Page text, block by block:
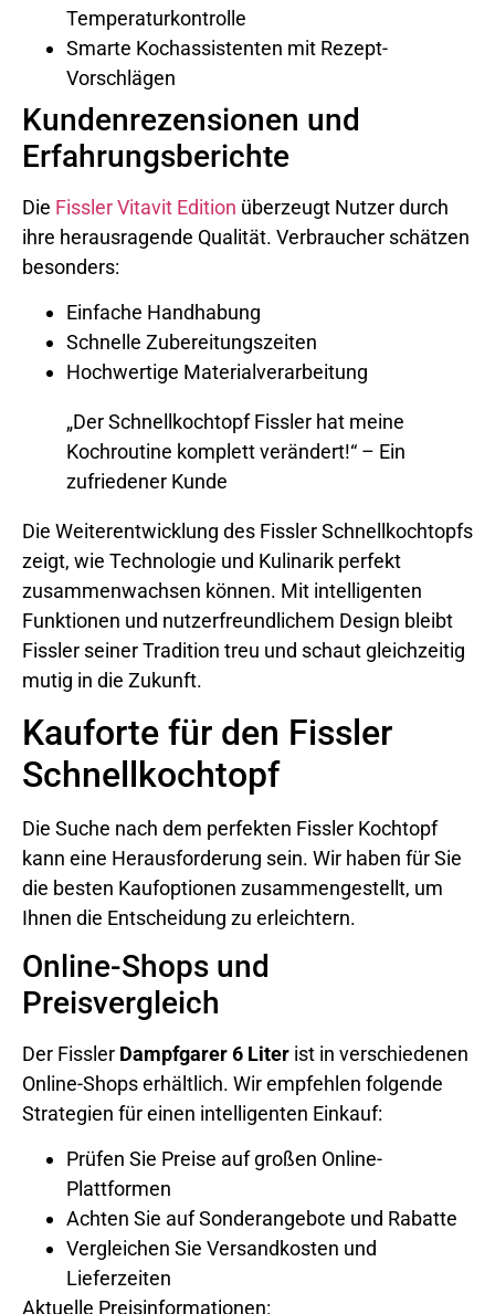
Temperaturkontrolle
Smarte Kochassistenten mit Rezept-
Vorschlägen
Kundenrezensionen und
Erfahrungsberichte
Die Fissler Vitavit Edition überzeugt Nutzer durch
ihre herausragende Qualität. Verbraucher schätzen
besonders:
Einfache Handhabung
Schnelle Zubereitungszeiten
Hochwertige Materialverarbeitung
„Der Schnellkochtopf Fissler hat meine
Kochroutine komplett verändert!“ – Ein
zufriedener Kunde
Die Weiterentwicklung des Fissler Schnellkochtopfs
zeigt, wie Technologie und Kulinarik perfekt
zusammenwachsen können. Mit intelligenten
Funktionen und nutzerfreundlichem Design bleibt
Fissler seiner Tradition treu und schaut gleichzeitig
mutig in die Zukunft.
Kauforte für den Fissler
Schnellkochtopf
Die Suche nach dem perfekten Fissler Kochtopf
kann eine Herausforderung sein. Wir haben für Sie
die besten Kaufoptionen zusammengestellt, um
Ihnen die Entscheidung zu erleichtern.
Online-Shops und
Preisvergleich
Der Fissler Dampfgarer 6 Liter ist in verschiedenen
Online-Shops erhältlich. Wir empfehlen folgende
Strategien für einen intelligenten Einkauf:
Prüfen Sie Preise auf großen Online-
Plattformen
Achten Sie auf Sonderangebote und Rabatte
Vergleichen Sie Versandkosten und
Lieferzeiten
Aktuelle Preisinformationen: